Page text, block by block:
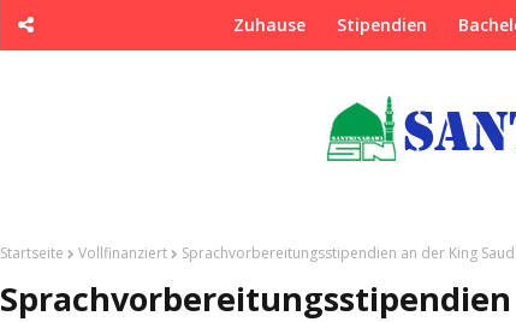
Zuhause Stipendien
Startseite Vollfinanziert Sprachvorbereitungsstipendien an der King